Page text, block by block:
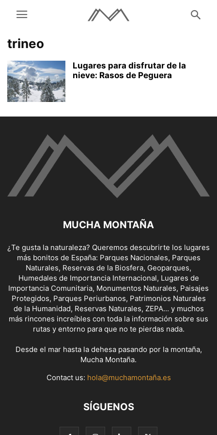
trineo
Lugares para disfrutar de la
nieve: Rasos de Peguera
MUCHA MONTAÑA
¿Te gusta la naturaleza? Queremos descubrirte los lugares
más bonitos de España: Parques Nacionales, Parques
Naturales, Reservas de la Biosfera, Geoparques,
Humedales de Importancia Internacional, Lugares de
Importancia Comunitaria, Monumentos Naturales, Paisajes
Protegidos, Parques Periurbanos, Patrimonios Naturales
de la Humanidad, Reservas Naturales, ZEPA... y muchos
más rincones increíbles con toda la información sobre sus
rutas y entorno para que no te pierdas nada.
Desde el mar hasta la dehesa pasando por la montaña,
Mucha Montaña.
Contact us: hola@muchamontaña.es
SÍGUENOS